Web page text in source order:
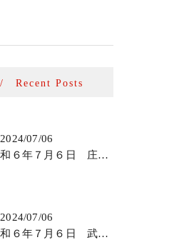
Recent Posts
2024/07/06
令和６年７月６日 庄和道場少年部
2024/07/06
令和６年７月６日 武里道場少年部